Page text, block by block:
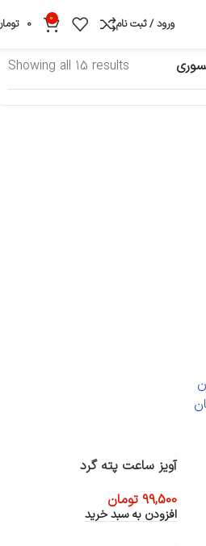
ورود / ثبت نام 0
0
Showing all 15 results
آویز ساعت پته گرد
99,500 تومان
افزودن به سبد خرید